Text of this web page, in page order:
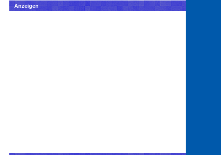
Anzeigen